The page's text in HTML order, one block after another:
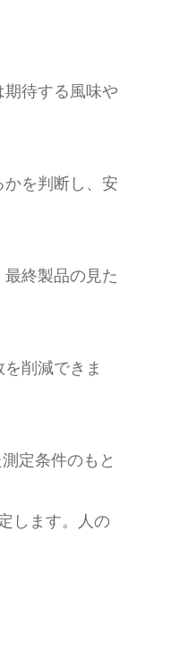
待する風味や
を判断し、安
終製品の見た
削減できま
定条件のもと
します。人の